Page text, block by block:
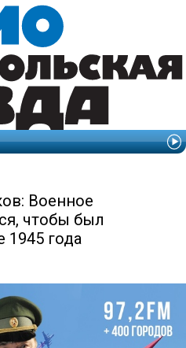
Военное
чтобы был
1945 года